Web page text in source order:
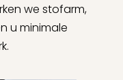
we stofarm,
u minimale